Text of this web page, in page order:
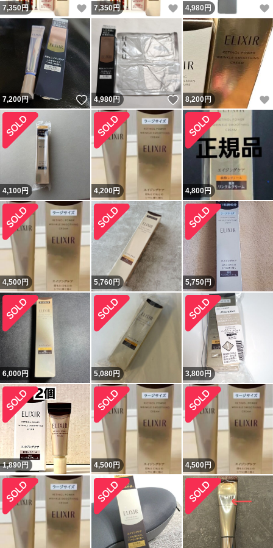
7,350円 いいね！
7,350円 いいね！
4,980 円
7,200円 いいね！
4,980円 いいね！
8,200円
4,100円 4,200円 4,800円
4,500円 5,760円 5,750円
6,000円 5,080円 3,800円
1,890 円 4,500円 4,500円